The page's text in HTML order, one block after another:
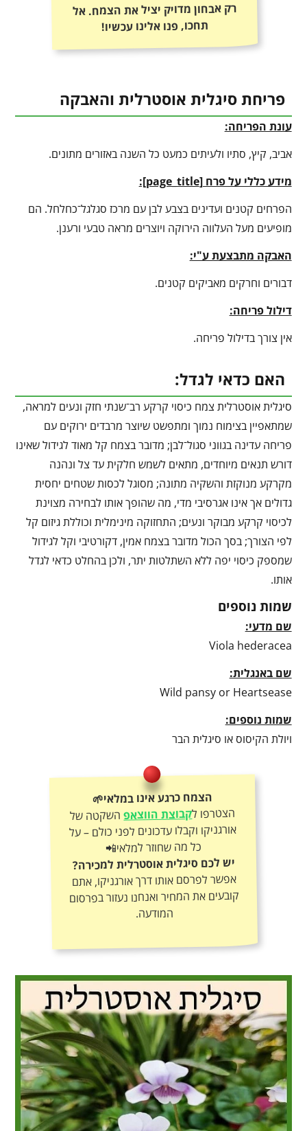
רק אבחון מדויק יציל את הצמח. אל
תחכו, פנו אלינו עכשיו!
פריחת סיגלית אוסטרלית והאבקה
עונת הפריחה:
אביב, קיץ, סתיו ולעיתים כמעט כל השנה באזורים מתונים.
מידע כללי על פרח [page_title
]:
הפרחים קטנים ועדינים בצבע לבן עם מרכז סגלגל־כחלחל. הם
מופיעים מעל העלווה הירוקה ויוצרים מראה טבעי ורענן.
האבקה מתבצעת ע"י:
דבורים וחרקים מאביקים קטנים.
דילול פריחה:
אין צורך בדילול פריחה.
האם כדאי לגדל:
סיגלית אוסטרלית צמח כיסוי קרקע רב־שנתי חזק ונעים למראה,
שמתאפיין בצימוח נמוך ומתפשט שיוצר מרבדים ירוקים עם
פריחה עדינה בגווני סגול־לבן; מדובר בצמח קל מאוד לגידול שאינו
דורש תנאים מיוחדים, מתאים לשמש חלקית עד צל ונהנה
מקרקע מנוקזת והשקיה מתונה; מסוגל לכסות שטחים יחסית
גדולים אך אינו אגרסיבי מדי, מה שהופך אותו לבחירה מצוינת
לכיסוי קרקע מבוקר ונעים; התחזוקה מינימלית וכוללת גיזום קל
לפי הצורך; בסך הכול מדובר בצמח אמין, דקורטיבי וקל לגידול
שמספק כיסוי יפה ללא השתלטות יתר, ולכן בהחלט כדאי לגדל
אותו.
שמות נוספים
שם מדעי:
Viola hederacea
שם באנגלית:
Wild pansy or Heartsease
שמות נוספים:
ויולת הקיסוס או סיגלית הבר
הצמח כרגע אינו במלאי🌱
הצטרפו לקבוצת הווצאפהשקטה של
אורגניקו וקבלו עדכונים לפני כולם – על
כל מה שחוזר למלאי📲
יש לכם סיגלית אוסטרלית למכירה?
אפשר לפרסם אותו דרך אורגניקו, אתם
קובעים את המחיר ואנחנו נעזור בפרסום
המודעה.